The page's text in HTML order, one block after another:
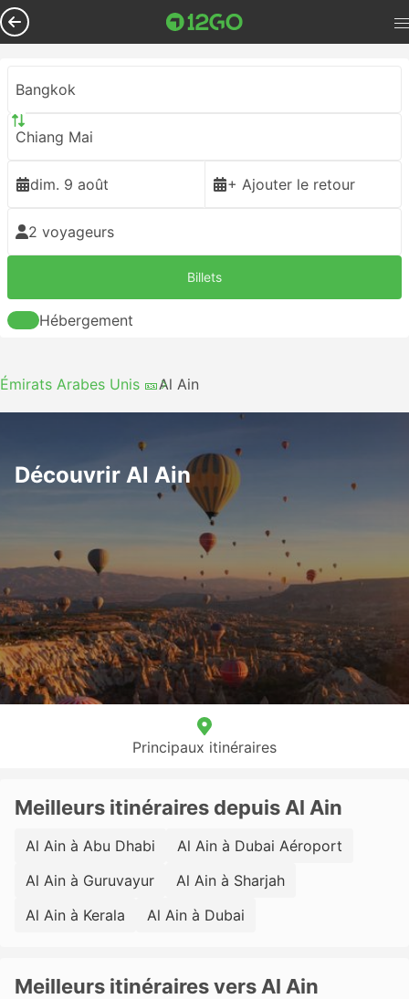
Bangkok
Chiang Mai
dim. 9 août + Ajouter le retour
2 voyageurs
Billets
Hébergement
Émirats Arabes Unis 🎫Al Ain
Découvrir Al Ain
Principaux itinéraires
Meilleurs itinéraires depuis Al Ain
Al Ain à Abu Dhabi
Al Ain à Dubai Aéroport
Al Ain à Guruvayur
Al Ain à Sharjah
Al Ain à Kerala
Al Ain à Dubai
Meilleurs itinéraires vers Al Ain